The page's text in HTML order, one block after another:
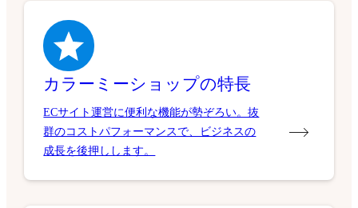
カラーミーショップの特長
ECサイト運営に便利な機能が勢ぞろい。抜
群のコストパフォーマンスで、ビジネスの
成長を後押しします。